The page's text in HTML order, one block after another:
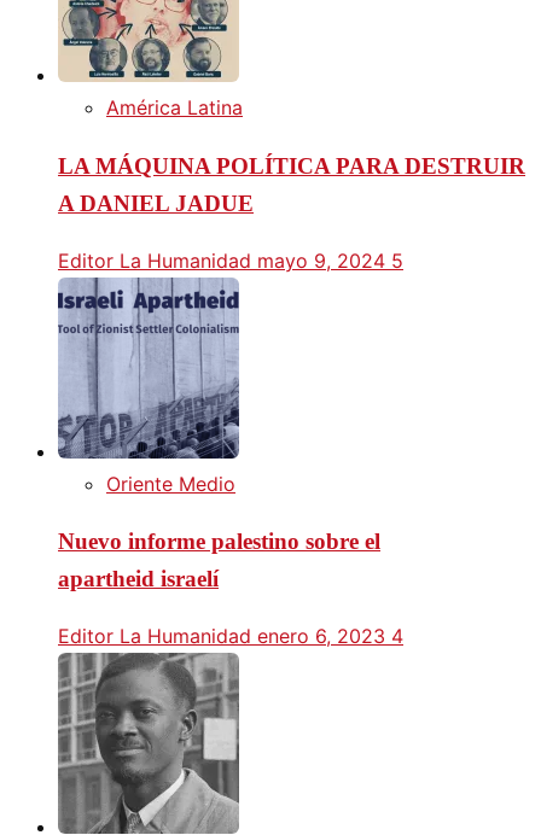
América Latina
LA MÁQUINA POLÍTICA PARA DESTRUIR
A DANIEL JADUE
Editor La Humanidad mayo 9, 2024 5
Oriente Medio
Nuevo informe palestino sobre el
apartheid israelí
Editor La Humanidad enero 6, 2023 4